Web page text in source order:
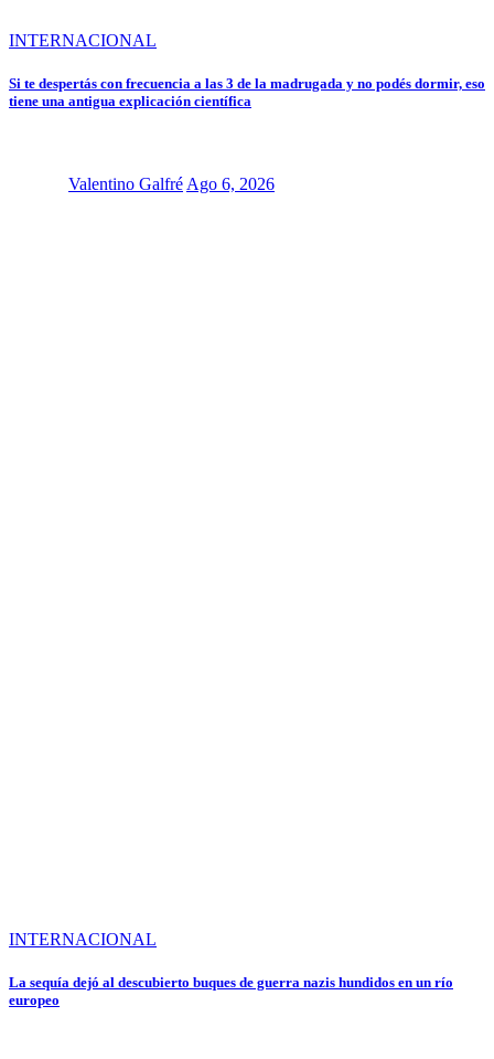
INTERNACIONAL
Si te despertás con frecuencia a las 3 de la madrugada y no podés dormir, eso
tiene una antigua explicación científica
Valentino Galfré Ago 6, 2026
INTERNACIONAL
La sequía dejó al descubierto buques de guerra nazis hundidos en un río
europeo